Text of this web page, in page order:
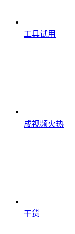
工具试用
成视频火热
干货